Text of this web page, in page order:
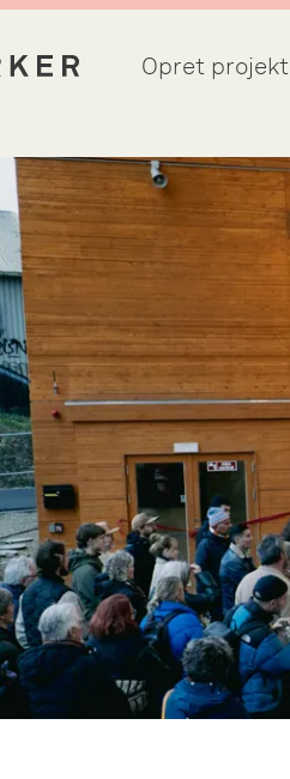
Opret projekt